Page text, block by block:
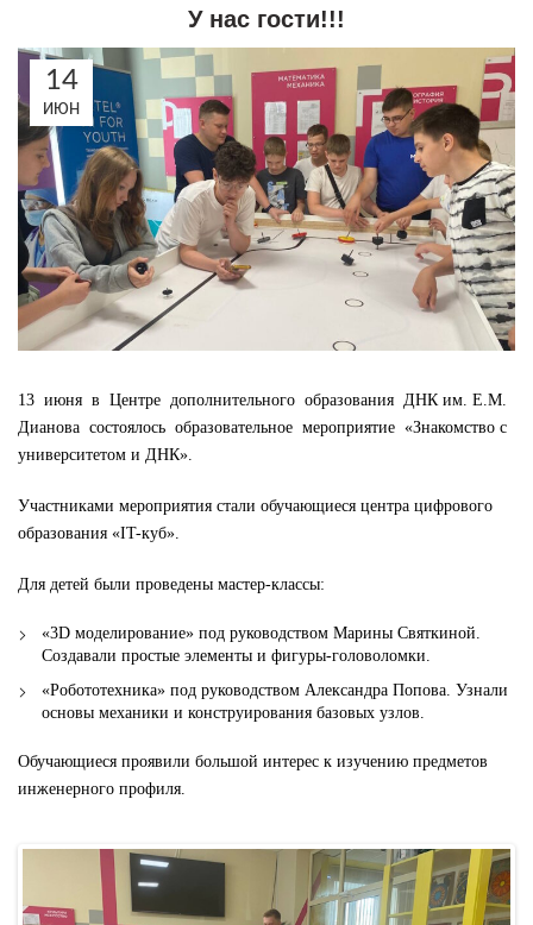
У нас гости!!!
14
ИЮН
13 июня в Центре дополнительного образования ДНК им. Е.М.
Дианова состоялось образовательное мероприятие «Знакомство с
университетом и ДНК».
Участниками мероприятия стали обучающиеся центра цифрового
образования «IT-куб».
Для детей были проведены мастер-классы:
«3D моделирование» под руководством Марины Святкиной.
Создавали простые элементы и фигуры-головоломки.
«Робототехника» под руководством Александра Попова. Узнали
основы механики и конструирования базовых узлов.
Обучающиеся проявили большой интерес к изучению предметов
инженерного профиля.